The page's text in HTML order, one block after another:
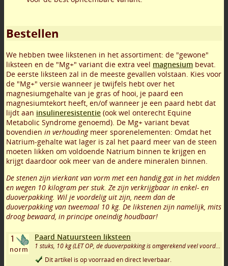
Bestellen
We hebben twee likstenen in het assortiment: de "gewone"
liksteen en de "Mg+" variant die extra veel magnesium bevat.
De eerste liksteen zal in de meeste gevallen volstaan. Kies voor
de "Mg+" versie wanneer je twijfels hebt over het
magnesiumgehalte van je gras of hooi, je paard een
magnesiumtekort heeft, en/of wanneer je een paard hebt dat
lijdt aan insulineresistentie (ook wel onterecht Equine
Metabolic Syndrome genoemd). De Mg+ variant bevat
bovendien in verhoudingmeer sporenelementen: Omdat het
Natrium-gehalte wat lager is zal het paard meer van de steen
moeten likken om voldoende Natrium binnen te krijgen en
krijgt daardoor ook meer van de andere mineralen binnen.
De stenen zijn vierkant van vorm met een handig gat in het midden
en wegen 10 kilogram per stuk. Ze zijn verkrijgbaar in enkel- en
duoverpakking. Wil je voordelig uit zijn, neem dan de
duoverpakking van tweemaal 10 kg. De likstenen zijn namelijk, mits
droog bewaard, in principe oneindig houdbaar!
Paard Natuursteen liksteen
1 stuks, 10 kg (LET OP, de duoverpakking is omgerekend veel voordeliger!)
Dit artikel is op voorraad en direct leverbaar.